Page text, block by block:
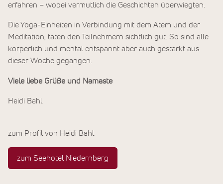
erfahren – wobei vermutlich die Geschichten überwiegten.
Die Yoga-Einheiten in Verbindung mit dem Atem und der
Meditation, taten den Teilnehmern sichtlich gut. So sind alle
körperlich und mental entspannt aber auch gestärkt aus
dieser Woche gegangen.
Viele liebe Grüße und Namaste
Heidi Bahl
zum Profil von Heidi Bahl
zum Seehotel Niedernberg